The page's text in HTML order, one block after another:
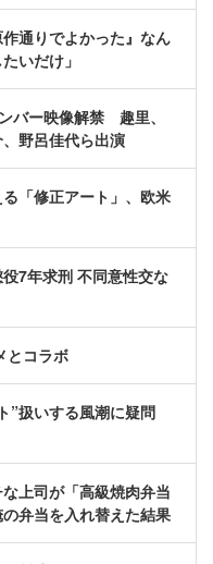
通りでよかった』なん
いだけ」
バー映像解禁 趣里、
野呂佳代ら出演
「修正アート」、欧米
7年求刑 不同意性交な
とコラボ
”扱いする風潮に疑問
上司が「高級焼肉弁当
弁当を入れ替えた結果